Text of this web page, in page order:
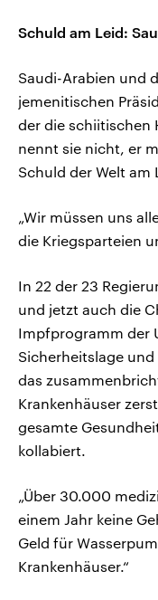
Schuld am Leid:
Saudi-Arabien und
jemenitischen
der die schiitischen
nennt sie nicht, er
Schuld der Welt am
„Wir müssen uns
die Kriegsparteien
In 22 der 23
und jetzt auch die
Impfprogramm der
Sicherheitslage
das
Krankenhäuser
gesamte
kollabiert.
„Über 30.000
einem Jahr keine
Geld für
Krankenhäuser.“